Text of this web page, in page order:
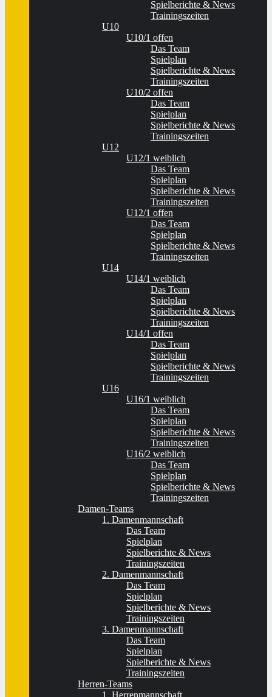
Spielberichte & News
Trainingszeiten
U10
U10/1 offen
Das Team
Spielplan
Spielberichte & News
Trainingszeiten
U10/2 offen
Das Team
Spielplan
Spielberichte & News
Trainingszeiten
U12
U12/1 weiblich
Das Team
Spielplan
Spielberichte & News
Trainingszeiten
U12/1 offen
Das Team
Spielplan
Spielberichte & News
Trainingszeiten
U14
U14/1 weiblich
Das Team
Spielplan
Spielberichte & News
Trainingszeiten
U14/1 offen
Das Team
Spielplan
Spielberichte & News
Trainingszeiten
U16
U16/1 weiblich
Das Team
Spielplan
Spielberichte & News
Trainingszeiten
U16/2 weiblich
Das Team
Spielplan
Spielberichte & News
Trainingszeiten
Damen-Teams
1. Damenmannschaft
Das Team
Spielplan
Spielberichte & News
Trainingszeiten
2. Damenmannschaft
Das Team
Spielplan
Spielberichte & News
Trainingszeiten
3. Damenmannschaft
Das Team
Spielplan
Spielberichte & News
Trainingszeiten
Herren-Teams
1. Herrenmannschaft